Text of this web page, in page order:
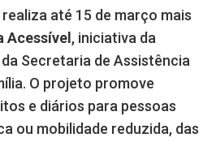
até 15 de março mais
Acessível , iniciativa da
Secretaria de Assistência
O projeto promove
e diários para pessoas
ou mobilidade reduzida, das